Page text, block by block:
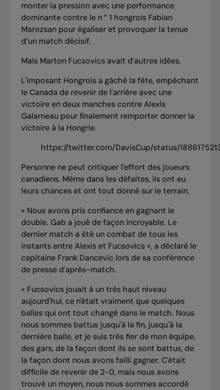
monter la pression avec une performance
dominante contre le n ° 1 hongrois Fabian
Marozsan pour égaliser et provoquer la tenue
d’un match décisif.
Mais Marton Fucsovics avait d'autres idées.
L'imposant Hongrois a gâché la fête, empêchant
le Canada de revenir de l'arrière avec une
victoire en deux manches contre Alexis
Galarneaupour finalement remporter donner la
victoire à la Hongrie.
https://twitter.com/DavisCup/status/
Personne ne peut critiquer l'effort des joueurs
canadiens. Même dans les défaites, ils ont eu
leurs chances et ont tout donné sur le terrain.
« Nous avons pris confiance en gagnant le
double. Gab a joué de façon incroyable. Le
dernier match a été un combat de tous les
instants entre Alexis et Fucsovics », a déclaré le
capitaine Frank Dancevic lors de sa conférence
de presse d'après-match.
« Fucsovics jouait à un très haut niveau
aujourd'hui, ce n'était vraiment que quelques
balles qui ont tout changé dans le match. Nous
nous sommes battus jusqu'à la fin, jusqu'à la
dernière balle, et je suis très fier de mon équipe,
des gars, de la façon dont ils se sont battus, de
la façon dont nous avons failli gagner. C'était
difficile de revenir de 2-0, mais nous avons
trouvé un moyen, nous nous sommes accordé